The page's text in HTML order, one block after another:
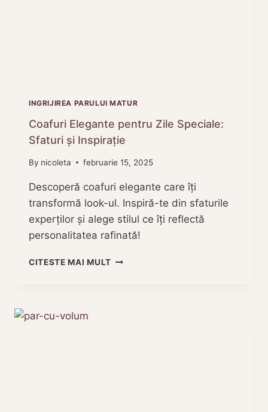
INGRIJIREA PARULUI MATUR
Coafuri Elegante pentru Zile Speciale:
Sfaturi și Inspirație
By nicoleta februarie 15, 2025
Descoperă coafuri elegante care îți
transformă look-ul. Inspiră-te din sfaturile
experților și alege stilul ce îți reflectă
personalitatea rafinată!
CITESTE MAI MULTCOAFURI